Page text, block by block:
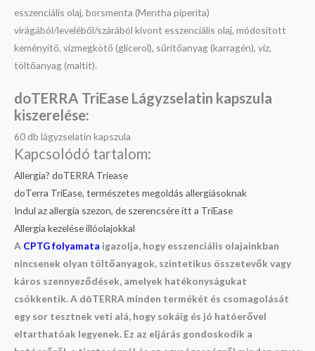
esszenciális olaj, borsmenta (Mentha piperita)
virágából/leveléből/szárából kivont esszenciális olaj, módosított
keményítő, vízmegkötő (glicerol), sűrítőanyag (karragén), víz,
töltőanyag (maltit).
doTERRA TriEase Lágyzselatin kapszula
kiszerelése:
60 db lágyzselatin kapszula
Kapcsolódó tartalom:
Allergia? doTERRA Triease
doTerra TriEase, természetes megoldás allergiásoknak
Indul az allergia szezon, de szerencsére itt a TriEase
Allergia kezelése illóolajokkal
A CPTG folyamata igazolja, hogy esszenciális olajainkban
nincsenek olyan töltőanyagok, szintetikus összetevők vagy
káros szennyeződések, amelyek hatékonyságukat
csökkentik. A dōTERRA minden termékét és csomagolását
egy sor tesztnek veti alá, hogy sokáig és jó hatóerővel
eltarthatóak legyenek. Ez az eljárás gondoskodik a